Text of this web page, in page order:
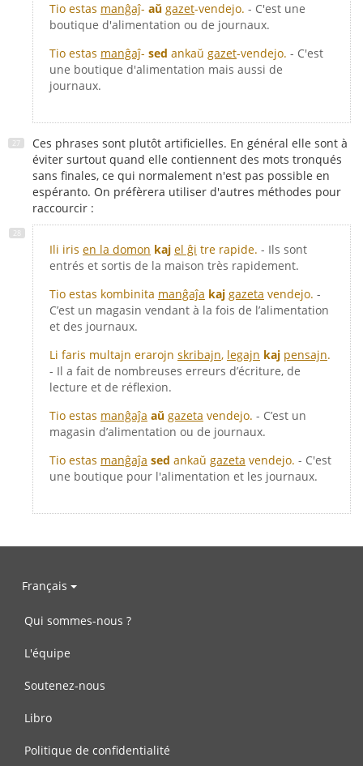
Tio estas manĝaĵ- aŭ gazet-vendejo. - C'est une
boutique d'alimentation ou de journaux.
Tio estas manĝaĵ- sed ankaŭ gazet-vendejo. - C'est
une boutique d'alimentation mais aussi de
journaux.
Ces phrases sont plutôt artificielles. En général elle sont à
éviter surtout quand elle contiennent des mots tronqués
sans finales, ce qui normalement n'est pas possible en
espéranto. On préfèrera utiliser d'autres méthodes pour
raccourcir :
Ili iris en la domon kaj el ĝi tre rapide. - Ils sont
entrés et sortis de la maison très rapidement.
Tio estas kombinita manĝaĵa kaj gazeta vendejo. -
C’est un magasin vendant à la fois de l’alimentation
et des journaux.
Li faris multajn erarojn skribajn, legajn kaj pensajn.
- Il a fait de nombreuses erreurs d’écriture, de
lecture et de réflexion.
Tio estas manĝaĵa aŭ gazeta vendejo. - C’est un
magasin d’alimentation ou de journaux.
Tio estas manĝaĵa sed ankaŭ gazeta vendejo. - C'est
une boutique pour l'alimentation et les journaux.
Français
Qui sommes-nous ?
L'équipe
Soutenez-nous
Libro
Politique de confidentialité